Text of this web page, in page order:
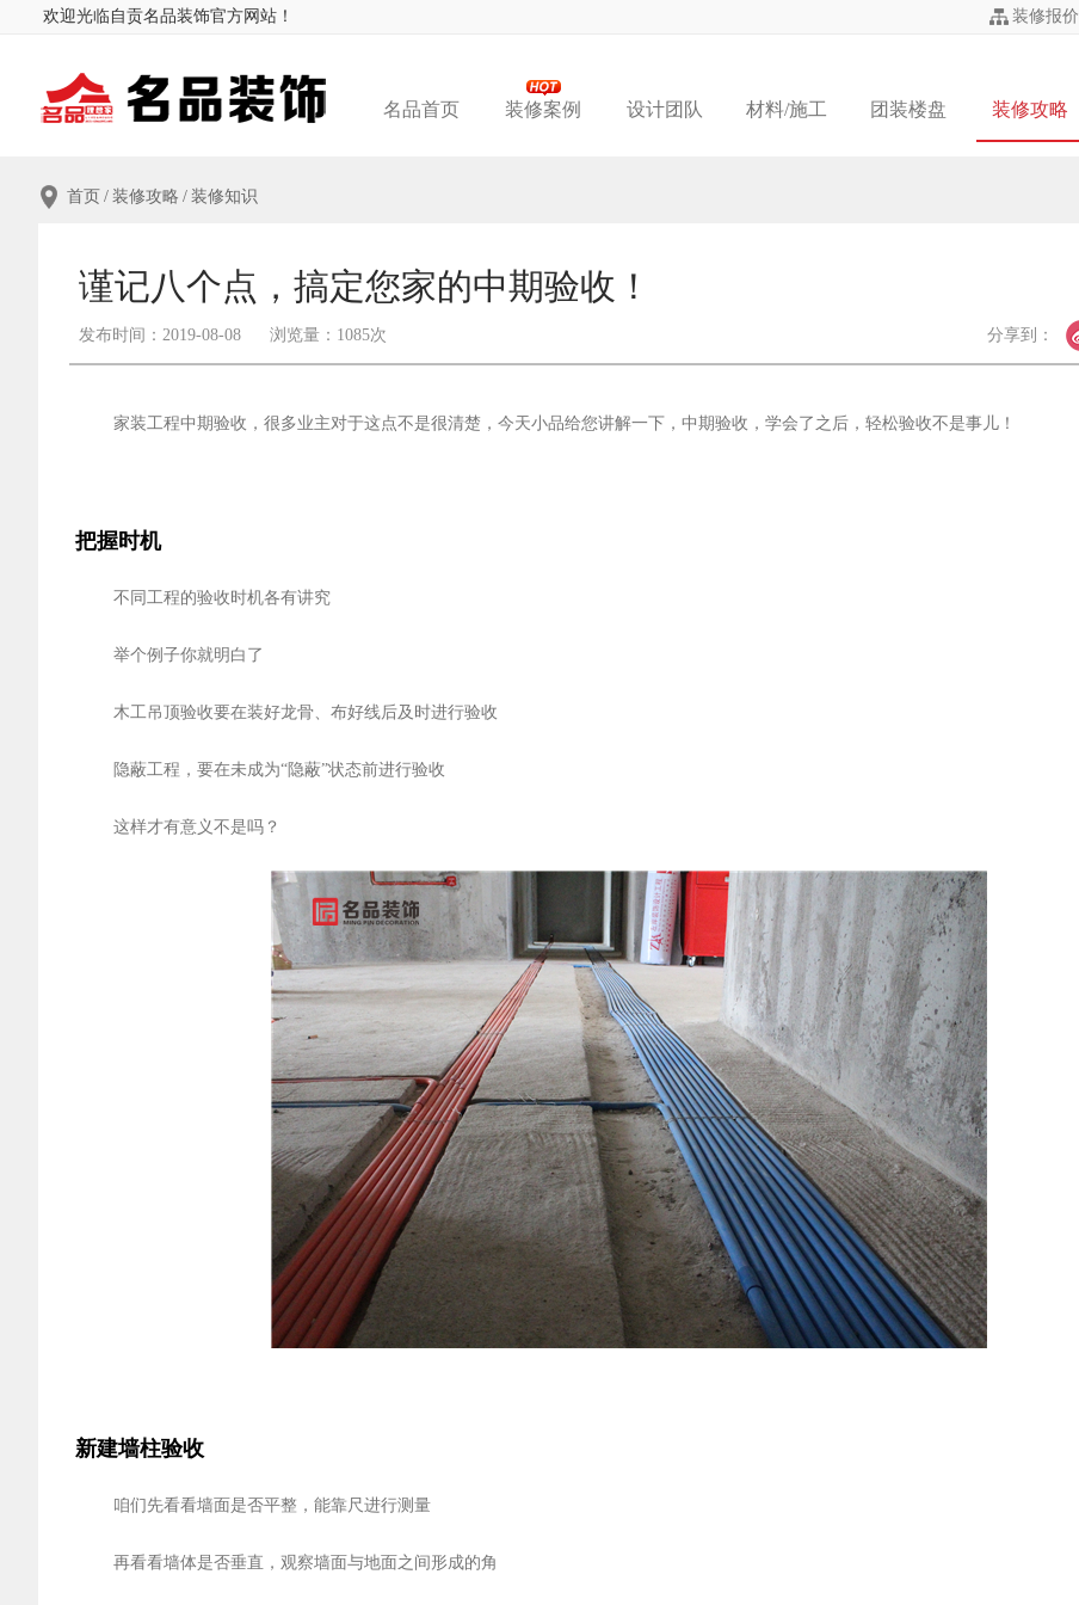
欢迎光临自贡名品装饰官方网站！ 装修报价
名品首页 装修案例 设计团队 材料/施工 团装楼盘 装修攻略
首页 / 装修攻略 / 装修知识
谨记八个点，搞定您家的中期验收！
发布时间：2019-08-08 浏览量： 1085次 分享到：
家装工程中期验收，很多业主对于这点不是很清楚，今天小品给您讲解一下，中期验收，学会了之后，轻松验收不是事儿！
把握时机
不同工程的验收时机各有讲究
举个例子你就明白了
木工吊顶验收要在装好龙骨、布好线后及时进行验收
隐蔽工程，要在未成为“隐蔽”状态前进行验收
这样才有意义不是吗？
新建墙柱验收
咱们先看看墙面是否平整，能靠尺进行测量
再看看墙体是否垂直，观察墙面与地面之间形成的角